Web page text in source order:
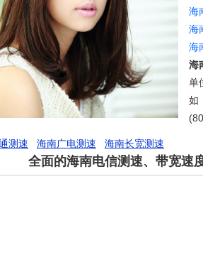
海
海
海
海
单
如
测速 海南广电测速 海南长宽测速
全面的海南电信测速、带宽速